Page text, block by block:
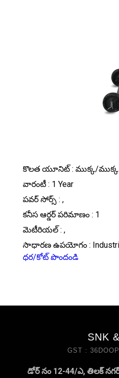
కొలత యూనిట్ : ముక్క/
వారంటీ : 1 Year
పవర్ సోర్స్ : ,
కనీస ఆర్డర్ పరిమాణం : 1
మెటీరియల్ : ,
సాధారణ ఉపయోగం :
ధర/కోట్ పొందండి
SNK
GST :
డోర్ నం 12-44/ఎ, తిలక్